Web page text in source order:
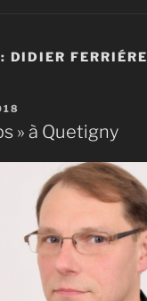
DIDIER FERRIÉRE
» à Quetigny